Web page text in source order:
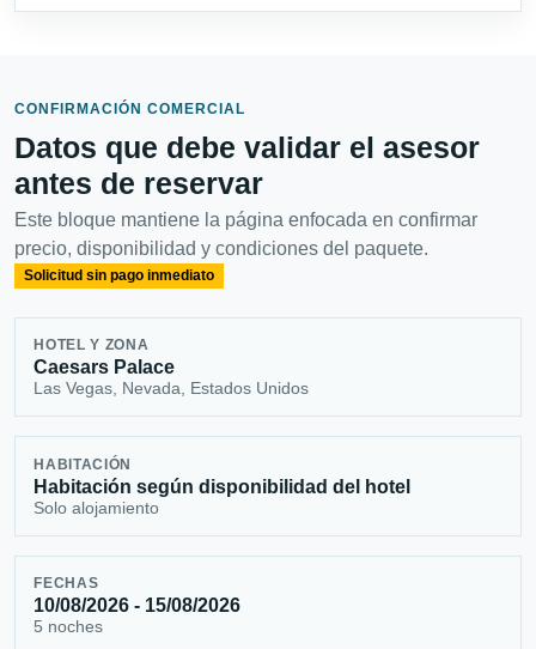
CONFIRMACIÓN COMERCIAL
Datos que debe validar el asesor
antes de reservar
Este bloque mantiene la página enfocada en confirmar
precio, disponibilidad y condiciones del paquete.
Solicitud sin pago inmediato
HOTEL Y ZONA
Caesars Palace
Las Vegas, Nevada, Estados Unidos
HABITACIÓN
Habitación según disponibilidad del hotel
Solo alojamiento
FECHAS
10/08/2026 - 15/08/2026
5 noches